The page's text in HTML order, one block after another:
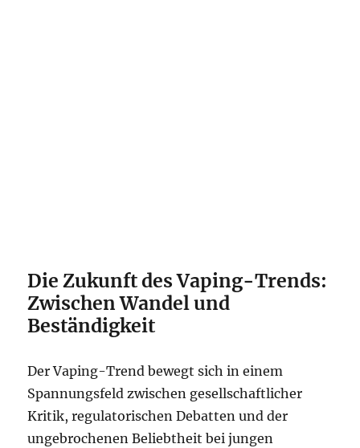
Die Zukunft des Vaping-Trends:
Zwischen Wandel und
Beständigkeit
Der Vaping-Trend bewegt sich in einem
Spannungsfeld zwischen gesellschaftlicher
Kritik, regulatorischen Debatten und der
ungebrochenen Beliebtheit bei jungen